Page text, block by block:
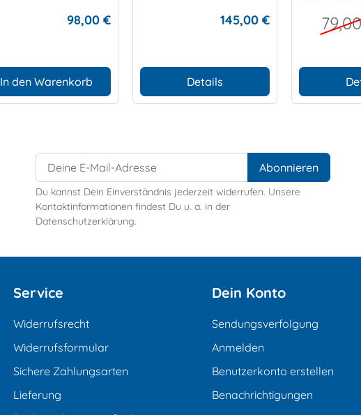
98,00 €
In den Warenkorb
145,00 €
Details
Du kannst Dein Einverständnis jederzeit widerrufen. Unsere
Kontaktinformationen findest Du u. a. in der
Datenschutzerklärung.
Service
Widerrufsrecht
Widerrufsformular
Sichere Zahlungsarten
Lieferung
Dein Konto
Sendungsverfolgung
Anmelden
Benutzerkonto erstellen
Benachrichtigungen